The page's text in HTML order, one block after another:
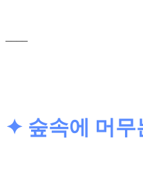
✦ 숲속에 머무